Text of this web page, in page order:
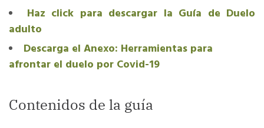
Haz click para descargar la Guía de Duelo
adulto
Descarga el Anexo: Herramientas para
afrontar el duelo por Covid-19
Contenidos de la guía